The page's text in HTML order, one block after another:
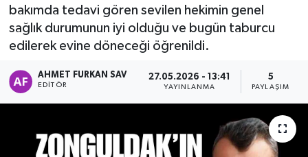
bakımda tedavi gören sevilen hekimin genel
sağlık durumunun iyi olduğu ve bugün taburcu
edilerek evine döneceği öğrenildi.
AHMET FURKAN SAV
EDITÖR
27.05.2026 - 13:41
YAYINLANMA
5
PAYLAŞIM